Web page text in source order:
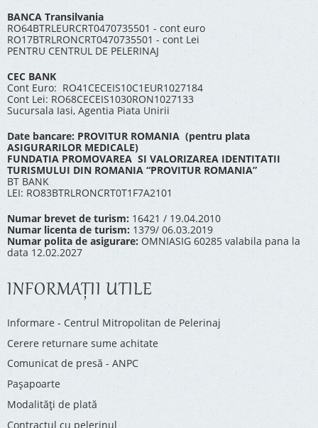
BANCA Transilvania
RO64BTRLEURCRT0470735501 - cont euro
RO17BTRLRONCRT0470735501 - cont Lei
PENTRU CENTRUL DE PELERINAJ
CEC BANK
Cont Euro: RO41CECEIS10C1EUR1027184
Cont Lei: RO68CECEIS1030RON1027133
Sucursala Iasi, Agentia Piata Unirii
Date bancare: PROVITUR ROMANIA (pentru plata
ASIGURARILOR MEDICALE)
FUNDATIA PROMOVAREA SI VALORIZAREA IDENTITATII
TURISMULUI DIN ROMANIA “PROVITUR ROMANIA”
BT BANK
LEI: RO83BTRLRONCRT0T1F7A2101
Numar brevet de turism: 16421 / 19.04.2010
Numar licenta de turism: 1379/ 06.03.2019
Numar polita de asigurare: OMNIASIG 60285 valabila pana la
data 12.02.2027
INFORMAŢII UTILE
Informare - Centrul Mitropolitan de Pelerinaj
Cerere returnare sume achitate
Comunicat de presă - ANPC
Pașapoarte
Modalități de plată
Contractul cu pelerinul